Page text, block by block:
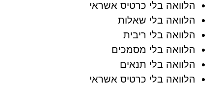
הלוואה בלי כרטיס אשראי
הלוואה בלי שאלות
הלוואה בלי ריבית
הלוואה בלי מסמכים
הלוואה בלי תנאים
הלוואה בלי כרטיס אשראי